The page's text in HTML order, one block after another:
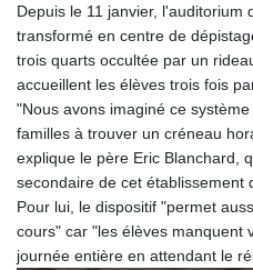
Depuis le 11 janvier, l'auditorium
transformé en centre de
trois quarts occultée par un
accueillent les élèves trois fois
"Nous avons imaginé ce
familles à trouver un créneau
explique le père Eric Blanchard,
secondaire de cet établissement
Pour lui, le dispositif "permet
cours" car "les élèves manquent
journée entière en attendant le